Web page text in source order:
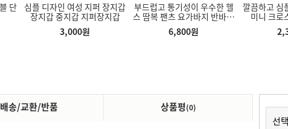
심플 디자인 여성 지퍼 장지갑
장지갑 중지갑 지퍼장지갑
원
부드럽고 통기성이 우수한 헬
스 땀복 팬츠 요가바지 반바지
헬스바지
원
깔끔하고 심플한
미니
원
배송/교환/반품 상품평(0)
선택